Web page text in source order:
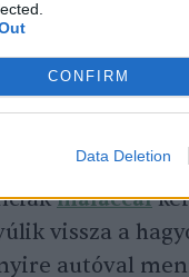
CONFIRM
Data Deletion
malaccal
vissza a
autóval